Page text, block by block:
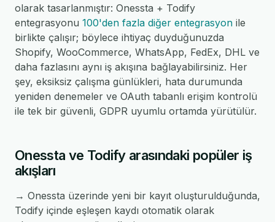
olarak tasarlanmıştır: Onessta + Todify
entegrasyonu 100'den fazla diğer entegrasyon ile
birlikte çalışır; böylece ihtiyaç duyduğunuzda
Shopify, WooCommerce, WhatsApp, FedEx, DHL ve
daha fazlasını aynı iş akışına bağlayabilirsiniz. Her
şey, eksiksiz çalışma günlükleri, hata durumunda
yeniden denemeler ve OAuth tabanlı erişim kontrolü
ile tek bir güvenli, GDPR uyumlu ortamda yürütülür.
Onessta ve Todify arasındaki popüler iş
akışları
→ Onessta üzerinde yeni bir kayıt oluşturulduğunda,
Todify içinde eşleşen kaydı otomatik olarak